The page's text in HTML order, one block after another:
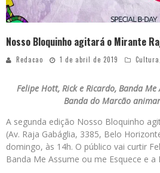
Nosso Bloquinho agitará o Mirante
Redacao 1 de abril de 2019 Cultura
Felipe Hott, Rick e Ricardo, Banda Me
Banda do Marcão
A segunda edição Nosso Bloquinho
(Av. Raja Gabáglia, 3385, Belo
domingo, às 14h. O público vai curtir
Banda Me Assume ou me Esquece e a